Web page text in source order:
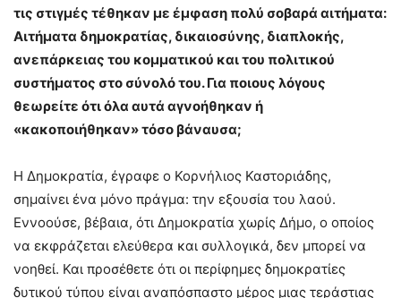
τις στιγμές τέθηκαν με έμφαση πολύ σοβαρά αιτήματα:
Αιτήματα δημοκρατίας, δικαιοσύνης, διαπλοκής,
ανεπάρκειας του κομματικού και του πολιτικού
συστήματος στο σύνολό του. Για ποιους λόγους
θεωρείτε ότι όλα αυτά αγνοήθηκαν ή
«κακοποιήθηκαν» τόσο βάναυσα;
Η Δημοκρατία, έγραφε ο Κορνήλιος Καστοριάδης,
σημαίνει ένα μόνο πράγμα: την εξουσία του λαού.
Εννοούσε, βέβαια, ότι Δημοκρατία χωρίς Δήμο, ο οποίος
να εκφράζεται ελεύθερα και συλλογικά, δεν μπορεί να
νοηθεί. Και προσέθετε ότι οι περίφημες δημοκρατίες
δυτικού τύπου είναι αναπόσπαστο μέρος μιας τεράστιας